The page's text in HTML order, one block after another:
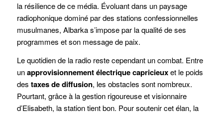
la résilience de ce média. Évoluant dans un paysage
radiophonique dominé par des stations confessionnelles
musulmanes, Albarka s’impose par la qualité de ses
programmes et son message de paix.
Le quotidien de la radio reste cependant un combat. Entre
unapprovisionnement électrique capricieuxet le poids
des taxes de diffusion, les obstacles sont nombreux.
Pourtant, grâce à la gestion rigoureuse et visionnaire
d’Elisabeth, la station tient bon. Pour soutenir cet élan, la